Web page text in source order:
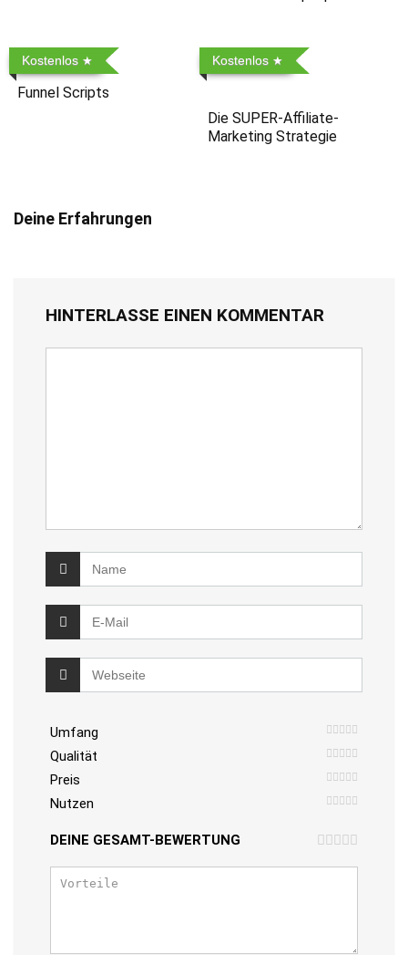
Kostenlos
Funnel Scripts
Kostenlos
Die SUPER-Affiliate-
Marketing Strategie
Deine Erfahrungen
HINTERLASSE EINEN KOMMENTAR
Umfang
Qualität
Preis
Nutzen
DEINE GESAMT-BEWERTUNG